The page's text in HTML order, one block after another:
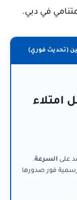
في دبي.
(تحديث فوري)
امتلاء
على السرعة.
فور صدورها